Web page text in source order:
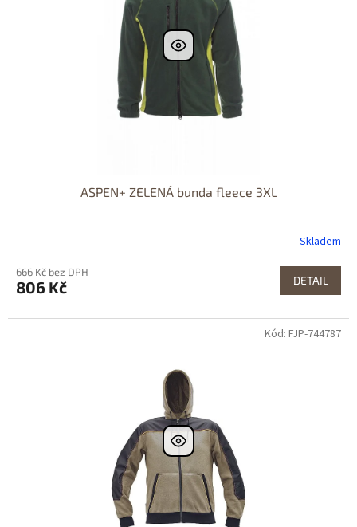
ASPEN+ ZELENÁ bunda fleece 3XL
Skladem
666 Kč bez DPH
806 Kč DETAIL
Kód: FJP-744787